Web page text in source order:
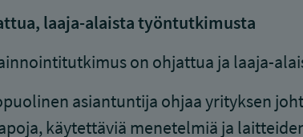
laaja-alaista työntutkimusta
on ohjattua ja laaja-
asiantuntija ohjaa yrityksen
käytettäviä menetelmiä ja